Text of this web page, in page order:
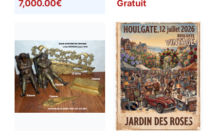
7,000.00€ Gratuit